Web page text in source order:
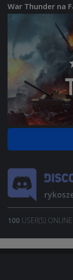
War Thunder na
100 USER(S) ONLINE